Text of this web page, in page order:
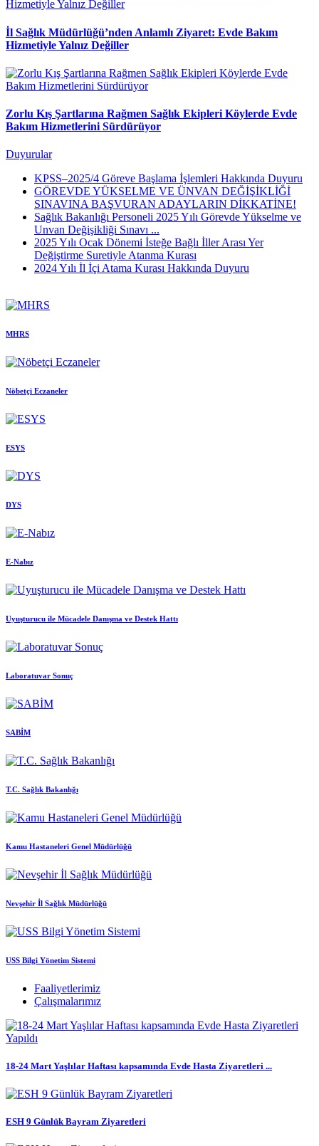
İl Sağlık Müdürlüğü’nden Anlamlı Ziyaret: Evde Bakım
Hizmetiyle Yalnız Değiller
Zorlu Kış Şartlarına Rağmen Sağlık Ekipleri Köylerde Evde
Bakım Hizmetlerini Sürdürüyor
Duyurular
KPSS–2025/4 Göreve Başlama İşlemleri Hakkında Duyuru
GÖREVDE YÜKSELME VE ÜNVAN DEĞİŞİKLİĞİ
SINAVINA BAŞVURAN ADAYLARIN DİKKATİNE!
Sağlık Bakanlığı Personeli 2025 Yılı Görevde Yükselme ve
Unvan Değişikliği Sınavı ...
2025 Yılı Ocak Dönemi İsteğe Bağlı İller Arası Yer
Değiştirme Suretiyle Atanma Kurası
2024 Yılı İl İçi Atama Kurası Hakkında Duyuru
MHRS
Nöbetçi Eczaneler
ESYS
DYS
E-Nabız
Uyuşturucu ile Mücadele Danışma ve Destek Hattı
Laboratuvar Sonuç
SABİM
T.C. Sağlık Bakanlığı
Kamu Hastaneleri Genel Müdürlüğü
Nevşehir İl Sağlık Müdürlüğü
USS Bilgi Yönetim Sistemi
Faaliyetlerimiz
Çalışmalarımız
18-24 Mart Yaşlılar Haftası kapsamında Evde Hasta Ziyaretleri ...
ESH 9 Günlük Bayram Ziyaretleri